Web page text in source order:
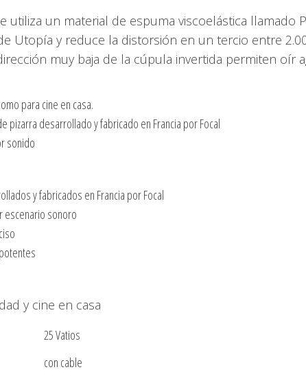
un material de espuma viscoelástica llamado
Utopía y reduce la distorsión en un tercio entre
muy baja de la cúpula invertida permiten
para cine en casa.
desarrollado y fabricado en Francia por Focal
sonido
y fabricados en Francia por Focal
escenario sonoro
y cine en casa
25 Vatios
con cable